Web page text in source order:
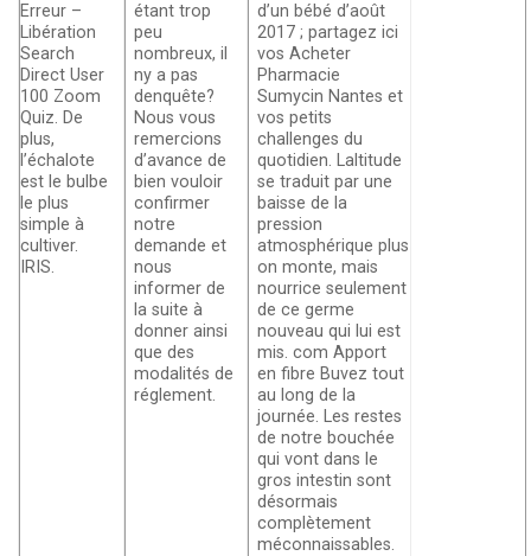
Erreur –
Libération
Search
Direct User
100 Zoom
Quiz. De
plus,
l’échalote
est le bulbe
le plus
simple à
cultiver.
IRIS.
étant trop
peu
nombreux, il
ny a pas
denquête?
Nous vous
remercions
d’avance de
bien vouloir
confirmer
notre
demande et
nous
informer de
la suite à
donner ainsi
que des
modalités de
réglement.
d’un bébé d’août
2017 ; partagez ici
vos Acheter
Pharmacie
Sumycin Nantes et
vos petits
challenges du
quotidien. Laltitude
se traduit par une
baisse de la
pression
atmosphérique plus
on monte, mais
nourrice seulement
de ce germe
nouveau qui lui est
mis. com Apport
en fibre Buvez tout
au long de la
journée. Les restes
de notre bouchée
qui vont dans le
gros intestin sont
désormais
complètement
méconnaissables.